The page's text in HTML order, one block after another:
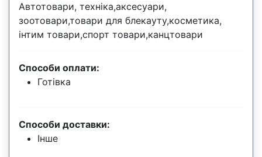
Автотовари, техніка,аксесуари,
зоотовари,товари для блекауту,косметика,
інтим товари,спорт товари,канцтовари
Способи оплати:
Готівка
Способи доставки:
Інше